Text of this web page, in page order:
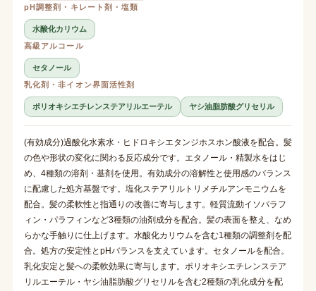
pH調整剤・キレート剤・塩類
水酸化カリウム
高級アルコール
セタノール
乳化剤・非イオン界面活性剤
ポリオキシエチレンステアリルエーテル ヤシ油脂肪酸グリセリル
(有効成分)過酸化水素水・ヒドロキシエタンジホスホン酸液を配合。髪
の色や形状の変化に関わる反応成分です。エタノール・精製水をはじ
め、4種類の溶剤・基剤を使用。有効成分の溶解性と使用感のバランス
に配慮した処方基盤です。塩化ステアリルトリメチルアンモニウムを
配合。髪の柔軟性と指通りの改善に寄与します。軽質流動イソパラフ
ィン・パラフィンなど3種類の油剤成分を配合。髪の表面を整え、なめ
らかな手触りに仕上げます。水酸化カリウムを含む1種類の調整剤を配
合。処方の安定性とpHバランスを支えています。セタノールを配合。
乳化安定と髪への柔軟効果に寄与します。ポリオキシエチレンステア
リルエーテル・ヤシ油脂肪酸グリセリルを含む2種類の乳化成分を配